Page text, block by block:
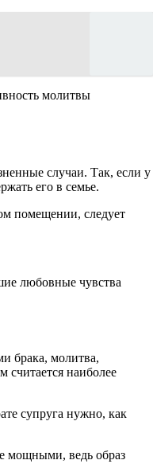
молитвы
случаи. Так, если у
его в семье.
помещении, следует
любовные чувства
брака, молитва,
наиболее
супруга нужно, как
мощными, ведь образ